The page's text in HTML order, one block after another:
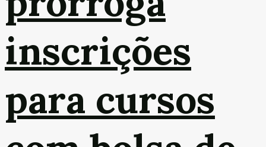
inscrições
para cursos